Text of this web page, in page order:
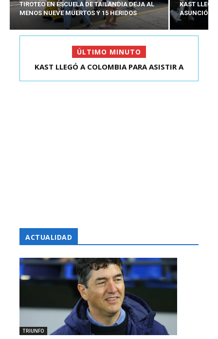
TIROTEO EN ESCUELA DE TAILANDIA DEJA AL
MENOS NUEVE MUERTOS Y 15 HERIDOS
KAST
ASUNCIÓN
ÚLTIMO MINUTO
HARBOE: “LO QUE SE REQUIERE AHORA ES HACER
KAST LLEGÓ A COLOMBIA PARA ASISTIR A
ACTUALIDAD
TRIUNFO